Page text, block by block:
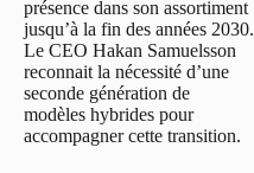
présence dans son assortiment
jusqu’à la fin des années 2030.
Le CEO Hakan Samuelsson
reconnait la nécessité d’une
seconde génération de
modèles hybrides pour
accompagner cette transition.